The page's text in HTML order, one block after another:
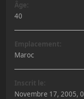
Âge:
40
Emplacement:
Maroc
Inscrit le:
Novembre 17, 2005,